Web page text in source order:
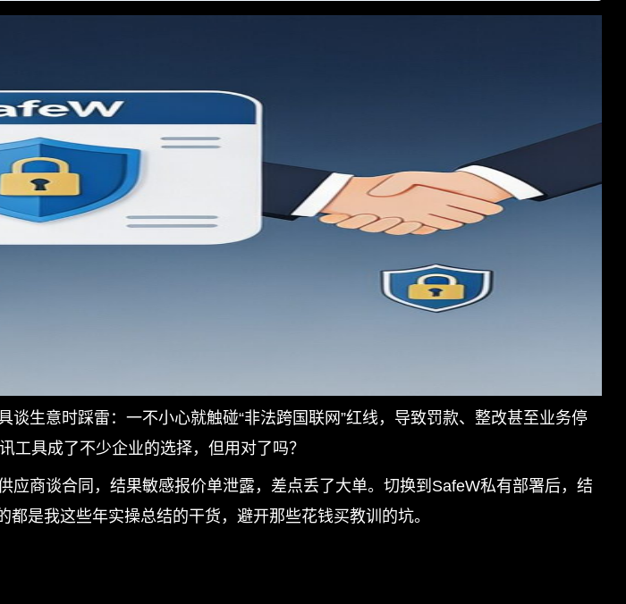
生意时踩雷：一不小心就触碰“非法跨国联网”红线，导致罚款、整改甚至业务停
工具成了不少企业的选择，但用对了吗？
商谈合同，结果敏感报价单泄露，差点丢了大单。切换到SafeW私有部署后，结
是我这些年实操总结的干货，避开那些花钱买教训的坑。